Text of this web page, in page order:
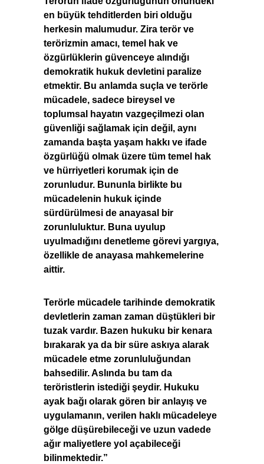
en büyük tehditlerden biri olduğu
herkesin malumudur. Zira terör ve
terörizmin amacı, temel hak ve
özgürlüklerin güvenceye alındığı
demokratik hukuk devletini paralize
etmektir. Bu anlamda suçla ve terörle
mücadele, sadece bireysel ve
toplumsal hayatın vazgeçilmezi olan
güvenliği sağlamak için değil, aynı
zamanda başta yaşam hakkı ve ifade
özgürlüğü olmak üzere tüm temel hak
ve hürriyetleri korumak için de
zorunludur. Bununla birlikte bu
mücadelenin hukuk içinde
sürdürülmesi de anayasal bir
zorunluluktur. Buna uyulup
uyulmadığını denetleme görevi yargıya,
özellikle de anayasa mahkemelerine
aittir.
Terörle mücadele tarihinde demokratik
devletlerin zaman zaman düştükleri bir
tuzak vardır. Bazen hukuku bir kenara
bırakarak ya da bir süre askıya alarak
mücadele etme zorunluluğundan
bahsedilir. Aslında bu tam da
teröristlerin istediği şeydir. Hukuku
ayak bağı olarak gören bir anlayış ve
uygulamanın, verilen haklı mücadeleye
gölge düşürebileceği ve uzun vadede
ağır maliyetlere yol açabileceği
bilinmektedir.”